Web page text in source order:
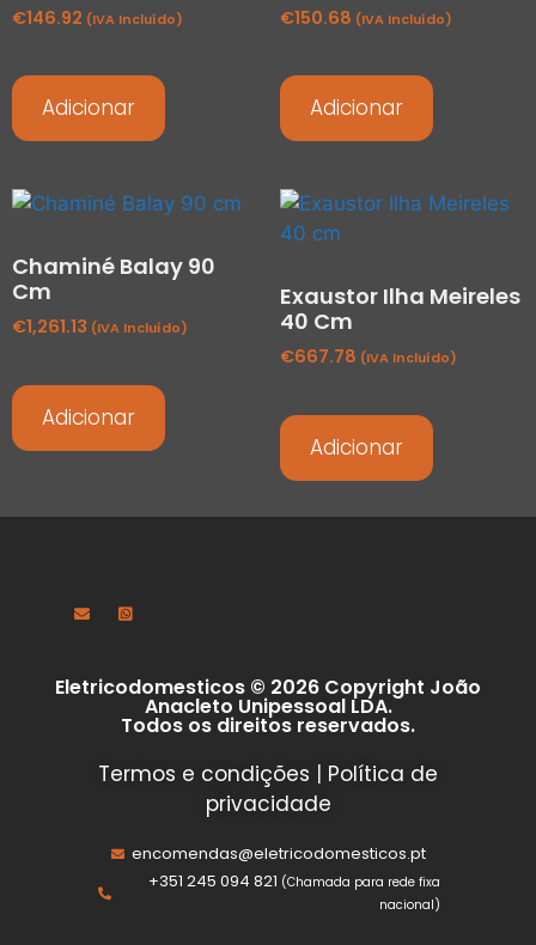
€146.92 (IVA Incluído)
Adicionar
€150.68 (IVA Incluído)
Adicionar
Chaminé Balay 90
Cm
€1,261.13 (IVA Incluído)
Adicionar
Exaustor Ilha Meireles
40 Cm
€667.78 (IVA Incluído)
Adicionar
Eletricodomesticos © 2026 Copyright João
Anacleto Unipessoal LDA.
Todos os direitos reservados.
Termos e condições | Política de
privacidade
encomendas@eletricodomesticos.pt
+351 245 094 821 (Chamada para rede fixa
nacional)